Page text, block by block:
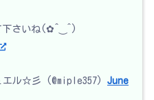
下さいね(✿^‿^)
ル☆彡 (@miple357) June